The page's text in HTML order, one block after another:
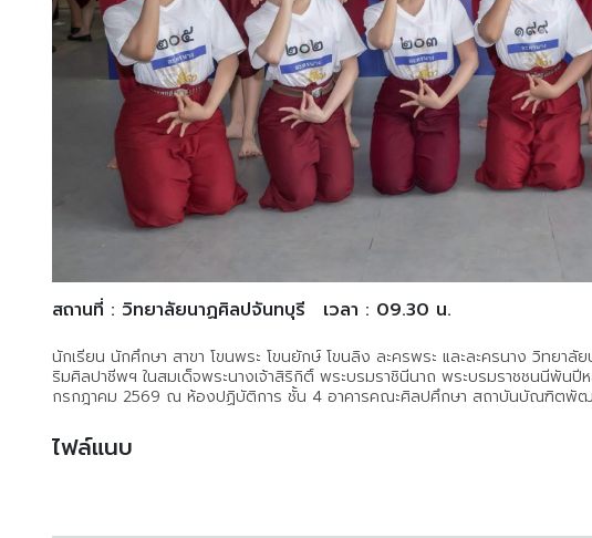
สถานที่ : วิทยาลัยนาฏศิลปจันทบุรี เวลา : 09.30 น.
นักเรียน นักศึกษา สาขา โขนพระ โขนยักษ์ โขนลิง ละครพระ และละครนาง วิทยา
ริมศิลปาชีพฯ ในสมเด็จพระนางเจ้าสิริกิติ์ พระบรมราชินีนาถ พระบรมราชชนนีพัน
กรกฎาคม 2569 ณ ห้องปฏิบัติการ ชั้น 4 อาคารคณะศิลปศึกษา สถาบันบัณฑิตพั
ไฟล์แนบ